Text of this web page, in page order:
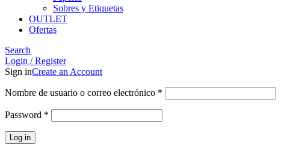
Sobres y Etiquetas
OUTLET
Ofertas
Search
Login / Register
Sign inCreate an Account
Nombre de usuario o correo electrónico *
Password *
Log in